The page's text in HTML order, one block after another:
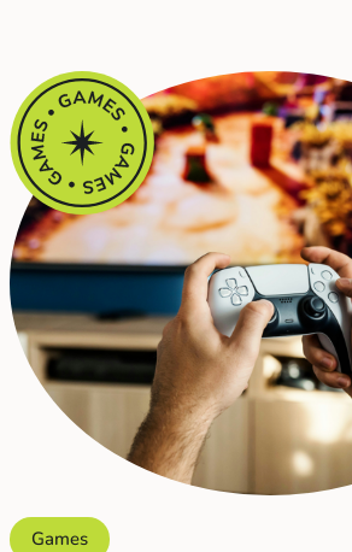
Games